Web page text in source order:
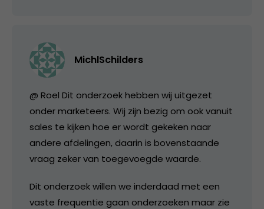
MichlSchilders
@ Roel Dit onderzoek hebben wij uitgezet
onder marketeers. Wij zijn bezig om ook vanuit
sales te kijken hoe er wordt gekeken naar
andere afdelingen, daarin is bovenstaande
vraag zeker van toegevoegde waarde.
Dit onderzoek willen we inderdaad met een
vaste frequentie gaan onderzoeken maar zie